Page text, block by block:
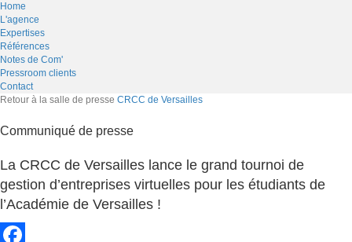
Home
L'agence
Expertises
Références
Notes de Com'
Pressroom clients
Contact
Retour à la salle de presse CRCC de Versailles
Communiqué de presse
La CRCC de Versailles lance le grand tournoi de
gestion d’entreprises virtuelles pour les étudiants de
l’Académie de Versailles !